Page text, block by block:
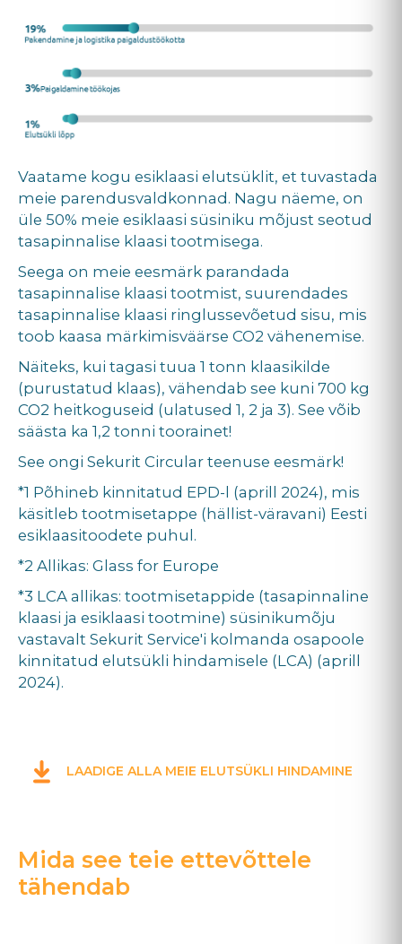
Vaatame kogu esiklaasi elutsüklit, et tuvastada
meie parendusvaldkonnad. Nagu näeme, on
üle 50% meie esiklaasi süsiniku mõjust seotud
tasapinnalise klaasi tootmisega.
Seega on meie eesmärk parandada
tasapinnalise klaasi tootmist, suurendades
tasapinnalise klaasi ringlussevõetud sisu, mis
toob kaasa märkimisväärse CO2 vähenemise.
Näiteks, kui tagasi tuua 1 tonn klaasikilde
(purustatud klaas), vähendab see kuni 700 kg
CO2 heitkoguseid (ulatused 1, 2 ja 3). See võib
säästa ka 1,2 tonni toorainet!
See ongi Sekurit Circular teenuse eesmärk!
*1 Põhineb kinnitatud EPD-l (aprill 2024), mis
käsitleb tootmisetappe (hällist-väravani) Eesti
esiklaasitoodete puhul.
*2 Allikas: Glass for Europe
*3 LCA allikas: tootmisetappide (tasapinnaline
klaasi ja esiklaasi tootmine) süsinikumõju
vastavalt Sekurit Service'i kolmanda osapoole
kinnitatud elutsükli hindamisele (LCA) (aprill
2024).
LAADIGE ALLA MEIE ELUTSÜKLI HINDAMINE
Mida see teie ettevõttele
tähendab